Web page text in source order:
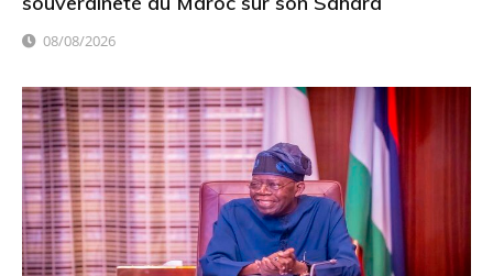
08/08/2026